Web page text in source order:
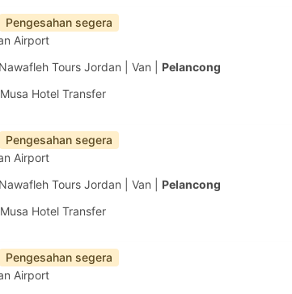
Pengesahan segera
Airport
Tours Jordan Van Pelancong
Hotel Transfer
Pengesahan segera
Airport
Tours Jordan Van Pelancong
Hotel Transfer
Pengesahan segera
Airport